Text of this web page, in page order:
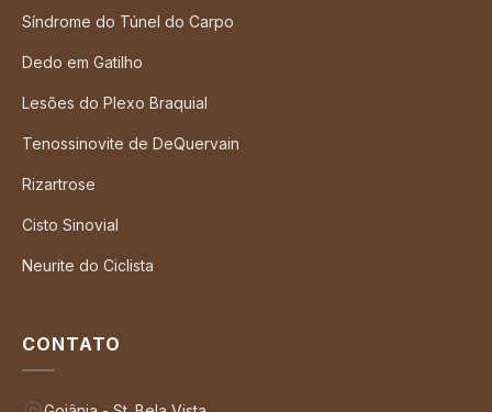
Síndrome do Túnel do Carpo
Dedo em Gatilho
Lesões do Plexo Braquial
Tenossinovite de DeQuervain
Rizartrose
Cisto Sinovial
Neurite do Ciclista
CONTATO